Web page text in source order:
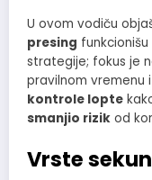
U ovom vodiču
presing
strategije; fokus je
pravilnom vremenu
kontrole lopte
smanjio rizik od
Vrste